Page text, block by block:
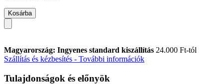
Kosárba
Magyarország: Ingyenes standard kiszállítás 24.000 Ft-tól
Szállítás és kézbesítés - További információk
Tulajdonságok és előnyök